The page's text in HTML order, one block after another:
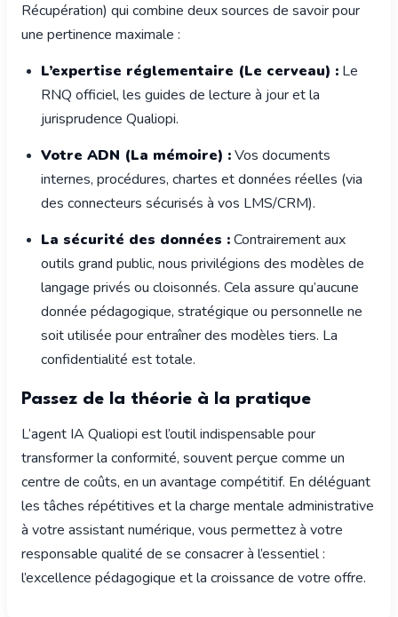
Récupération) qui combine deux sources de savoir pour
une pertinence maximale :
L’expertise réglementaire (Le cerveau) : Le
RNQ officiel, les guides de lecture à jour et la
jurisprudence Qualiopi.
Votre ADN (La mémoire) :Vos documents
internes, procédures, chartes et données réelles (via
des connecteurs sécurisés à vos LMS/CRM).
La sécurité des données :Contrairement aux
outils grand public, nous privilégions des modèles de
langage privés ou cloisonnés. Cela assure qu’aucune
donnée pédagogique, stratégique ou personnelle ne
soit utilisée pour entraîner des modèles tiers. La
confidentialité est totale.
Passez de la théorie à la pratique
L’agent IA Qualiopi est l’outil indispensable pour
transformer la conformité, souvent perçue comme un
centre de coûts, en un avantage compétitif. En déléguant
les tâches répétitives et la charge mentale administrative
à votre assistant numérique, vous permettez à votre
responsable qualité de se consacrer à l’essentiel :
l’excellence pédagogique et la croissance de votre offre.